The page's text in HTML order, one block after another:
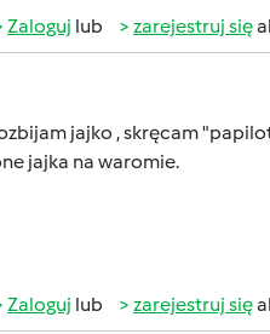
Zaloguj lub zarejestruj się
jajko , skręcam
jajka na waromie.
Zaloguj lub zarejestruj się